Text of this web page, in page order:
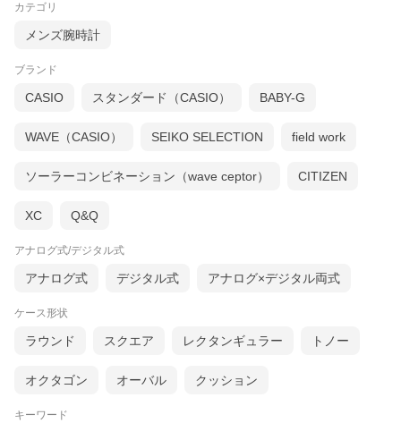
カテゴリ
メンズ腕時計
ブランド
CASIO スタンダード（CASIO） BABY-G
WAVE（CASIO） SEIKO SELECTION field work
ソーラーコンビネーション（wave ceptor） CITIZEN
XC Q&Q
アナログ式/デジタル式
アナログ式 デジタル式 アナログ×デジタル両式
ケース形状
ラウンド スクエア レクタンギュラー トノー
オクタゴン オーバル クッション
キーワード